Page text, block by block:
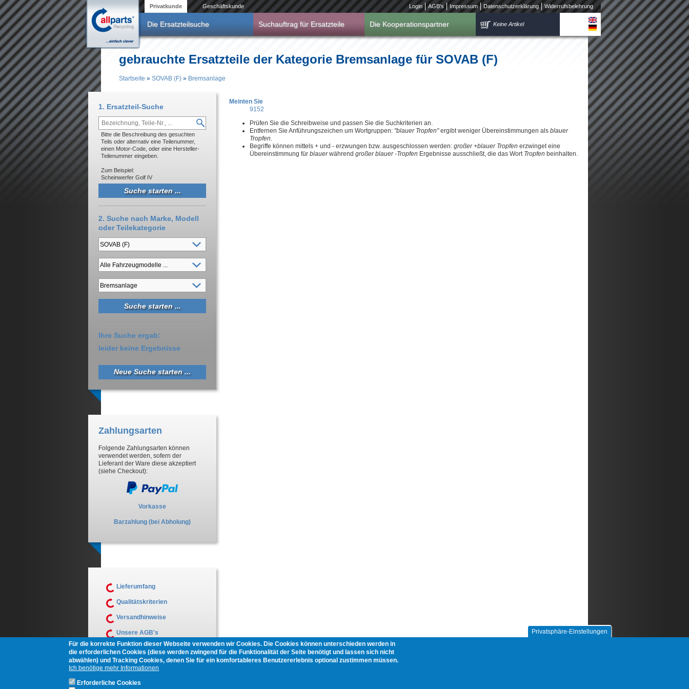
Direkt zum Inhalt Privatkunde Geschäftskunde Login AGB's Impressum Datenschutzerklärung Widerrufsbelehrung
Die Ersatzteilsuche Suchauftrag für Ersatzteile Die Kooperationspartner Keine Artikel
gebrauchte Ersatzteile der Kategorie Bremsanlage für SOVAB (F)
Startseite » SOVAB (F) » Bremsanlage
Meinten Sie
9152
Prüfen Sie die Schreibweise und passen Sie die Suchkriterien an.
Entfernen Sie Anführungszeichen um Wortgruppen: "blauer Tropfen"ergibt weniger Übereinstimmungen als blauer
Tropfen.
Begriffe können mittels + und - erzwungen bzw. ausgeschlossen werden: großer +blauer Tropfen erzwinget eine
Übereinstimmung für blauerwährend großer blauer -Tropfen Ergebnisse ausschließt, die das Wort Tropfen beinhalten.
1. Ersatzteil-Suche
Bitte die Beschreibung des gesuchten
Teils oder alternativ eine Teilenummer,
einen Motor-Code, oder eine Hersteller-
Teilenummer eingeben.
Zum Beispiel:
Scheinwerfer Golf IV
2. Suche nach Marke, Modell
oder Teilekategorie
Ihre Suche ergab:
leider keine Ergebnisse
Neue Suche starten ...
Zahlungsarten
Folgende Zahlungsarten können
verwendet werden, sofern der
Lieferant der Ware diese akzeptiert
(siehe Checkout):
Vorkasse
Barzahlung (bei Abholung)
Lieferumfang
Qualitätskriterien
Versandhinweise
Unsere AGB's
Muster Widerrufsformular
Privatsphäre-Einstellungen
Für die korrekte Funktion dieser Webseite verwenden wir Cookies. Die Cookies können unterschieden werden in
die erforderlichen Cookies (diese werden zwingend für die Funktionalität der Seite benötigt und lassen sich nicht
abwählen) und Tracking Cookies, denen Sie für ein komfortableres Benutzererlebnis optional zustimmen müssen.
Ich benötige mehr Informationen
Erforderliche Cookies